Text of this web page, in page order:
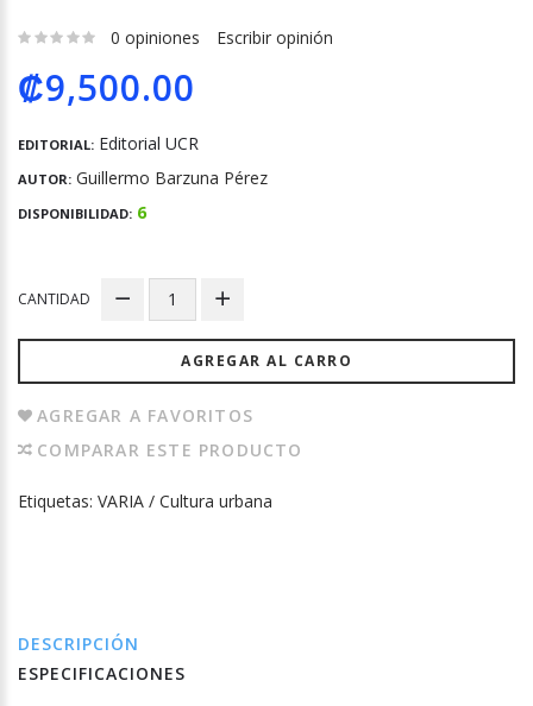
0 opiniones Escribir opinión
₡9,500.00
EDITORIAL: Editorial UCR
AUTOR: Guillermo Barzuna Pérez
DISPONIBILIDAD: 6
CANTIDAD
AGREGAR AL CARRO
AGREGAR A FAVORITOS
COMPARAR ESTE PRODUCTO
Etiquetas: VARIA / Cultura urbana
DESCRIPCIÓN
ESPECIFICACIONES